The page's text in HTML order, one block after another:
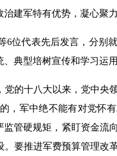
建军特有优势，凝心聚
代表先后发言，分别
典型培树宣传和学习运
十八大以来，党中央
，军中绝不能有对党怀
管硬规矩，紧盯资金流
要推进军费预算管理改